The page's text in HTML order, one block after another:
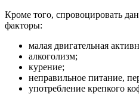
Кроме того, спровоцировать
факторы:
малая двигательная
алкоголизм;
курение;
неправильное питание,
употребление крепкого